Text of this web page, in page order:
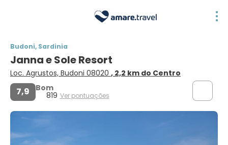
Budoni, Sardinia
Janna e Sole Resort
Loc. Agrustos, Budoni 08020 , 2,2 km do Centro
7,9 Bom
819 Ver pontuações